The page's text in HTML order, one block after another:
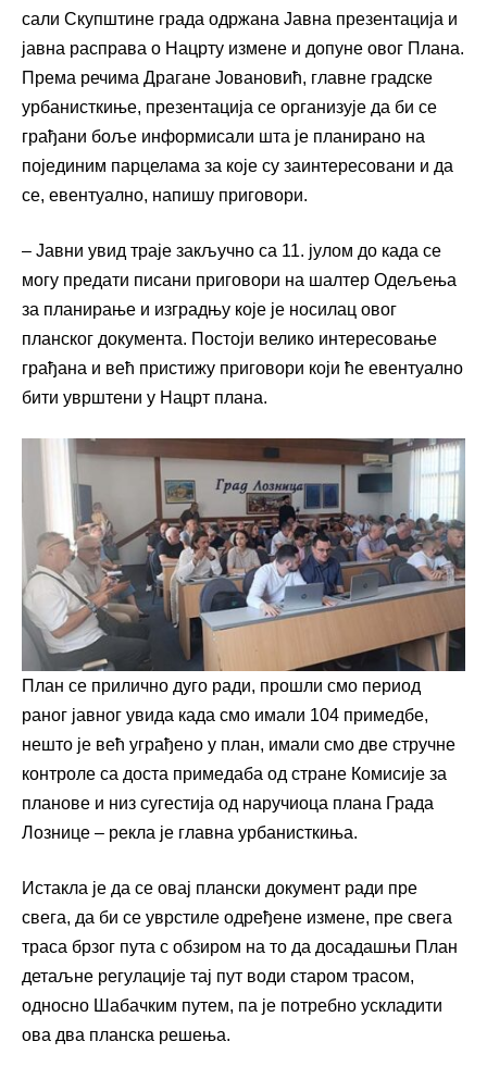
сали Скупштине града одржана Јавна презентација и
јавна расправа о Нацрту измене и допуне овог Плана.
Према речима Драгане Јовановић, главне градске
урбанисткиње, презентација се организује да би се
грађани боље информисали шта је планирано на
појединим парцелама за које су заинтересовани и да
се, евентуално, напишу приговори.
– Јавни увид траје закључно са 11. јулом до када се
могу предати писани приговори на шалтер Одељења
за планирање и изградњу које је носилац овог
планског документа. Постоји велико интересовање
грађана и већ пристижу приговори који ће евентуално
бити уврштени у Нацрт плана.
План се прилично дуго ради, прошли смо период
раног јавног увида када смо имали 104 примедбе,
нешто је већ уграђено у план, имали смо две стручне
контроле са доста примедаба од стране Комисије за
планове и низ сугестија од наручиоца плана Града
Лознице – рекла је главна урбанисткиња.
Истакла је да се овај плански документ ради пре
свега, да би се уврстиле одређене измене, пре свега
траса брзог пута с обзиром на то да досадашњи План
детаљне регулације тај пут води старом трасом,
односно Шабачким путем, па је потребно ускладити
ова два планска решења.